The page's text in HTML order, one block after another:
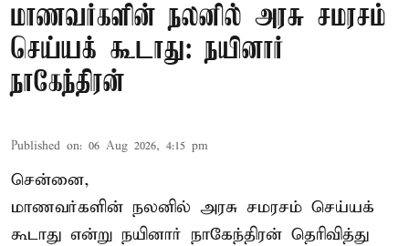
மாணவர்களின் நலனில் அரசு சமரசம்
செய்யக் கூடாது: நயினார்
நாகேந்திரன்
Published on: 06 Aug 2026, 4:15 pm
சென்னை,
மாணவர்களின் நலனில் அரசு சமரசம் செய்யக்
கூடாது என்று நயினார் நாகேந்திரன் தெரிவித்து